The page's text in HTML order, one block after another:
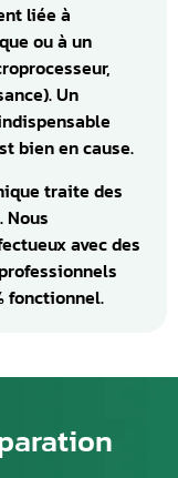
liée à
ou à un
Un
bien en cause.
traite des
avec des
fonctionnel.